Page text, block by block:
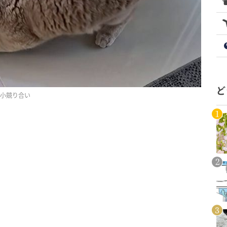
競り合い